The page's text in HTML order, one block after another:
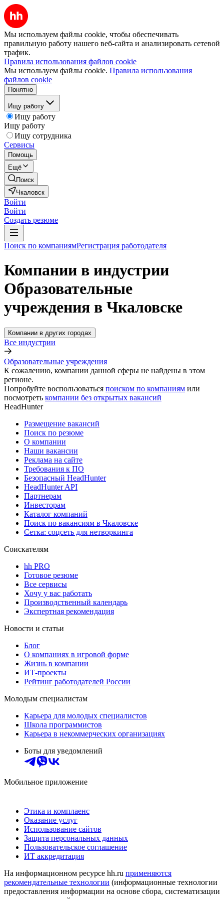
Мы используем файлы cookie, чтобы обеспечивать
правильную работу нашего веб-сайта и анализировать сетевой
трафик.
Правила использования файлов cookie
Мы используем файлы cookie. Правила использования
файлов cookie
Понятно
Ищу работу
Ищу работу
Ищу работу
Ищу сотрудника
Сервисы
Помощь
Ещё
Поиск
Чкаловск
Войти
Войти
Создать резюме
Поиск по компаниямРегистрация работодателя
Компании в индустрии
Образовательные
учреждения в Чкаловске
Компании в других городах
Все индустрии
Образовательные учреждения
К сожалению, компании данной сферы не найдены в этом
регионе.
Попробуйте воспользоваться поиском по компаниям или
посмотреть компании без открытых вакансий
HeadHunter
Размещение вакансий
Поиск по резюме
О компании
Наши вакансии
Реклама на сайте
Требования к ПО
Безопасный HeadHunter
HeadHunter API
Партнерам
Инвесторам
Каталог компаний
Поиск по вакансиям в Чкаловске
Сетка: соцсеть для нетворкинга
Соискателям
hh PRO
Готовое резюме
Все сервисы
Хочу у вас работать
Производственный календарь
Экспертная рекомендация
Новости и статьи
Блог
О компаниях в игровой форме
Жизнь в компании
ИТ-проекты
Рейтинг работодателей России
Молодым специалистам
Карьера для молодых специалистов
Школа программистов
Карьера в некоммерческих организациях
Боты для уведомлений
Мобильное приложение
Этика и комплаенс
Оказание услуг
Использование сайтов
Защита персональных данных
Пользовательское соглашение
ИТ аккредитация
На информационном ресурсе hh.ru применяются
рекомендательные технологии (информационные технологии
предоставления информации на основе сбора, систематизации